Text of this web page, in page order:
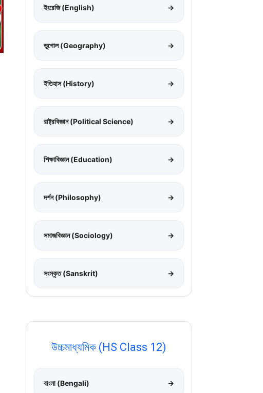
ইংরেজি (English) →
ভূগোল (Geography) →
ইতিহাস (History) →
রাষ্ট্রবিজ্ঞান (Political Science) →
শিক্ষাবিজ্ঞান (Education) →
দর্শন (Philosophy) →
সমাজবিজ্ঞান (Sociology) →
সংস্কৃত (Sanskrit) →
উচ্চমাধ্যমিক (HS Class 12)
বাংলা (Bengali) →